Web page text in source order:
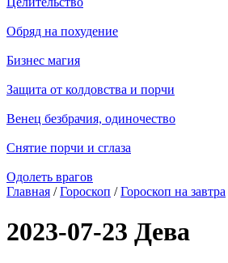
Обряд на похудение
Бизнес магия
Защита от колдовства и порчи
Венец безбрачия, одиночество
Снятие порчи и сглаза
Одолеть врагов
Главная /Гороскоп /Гороскоп на завтра
2023-07-23 Дева